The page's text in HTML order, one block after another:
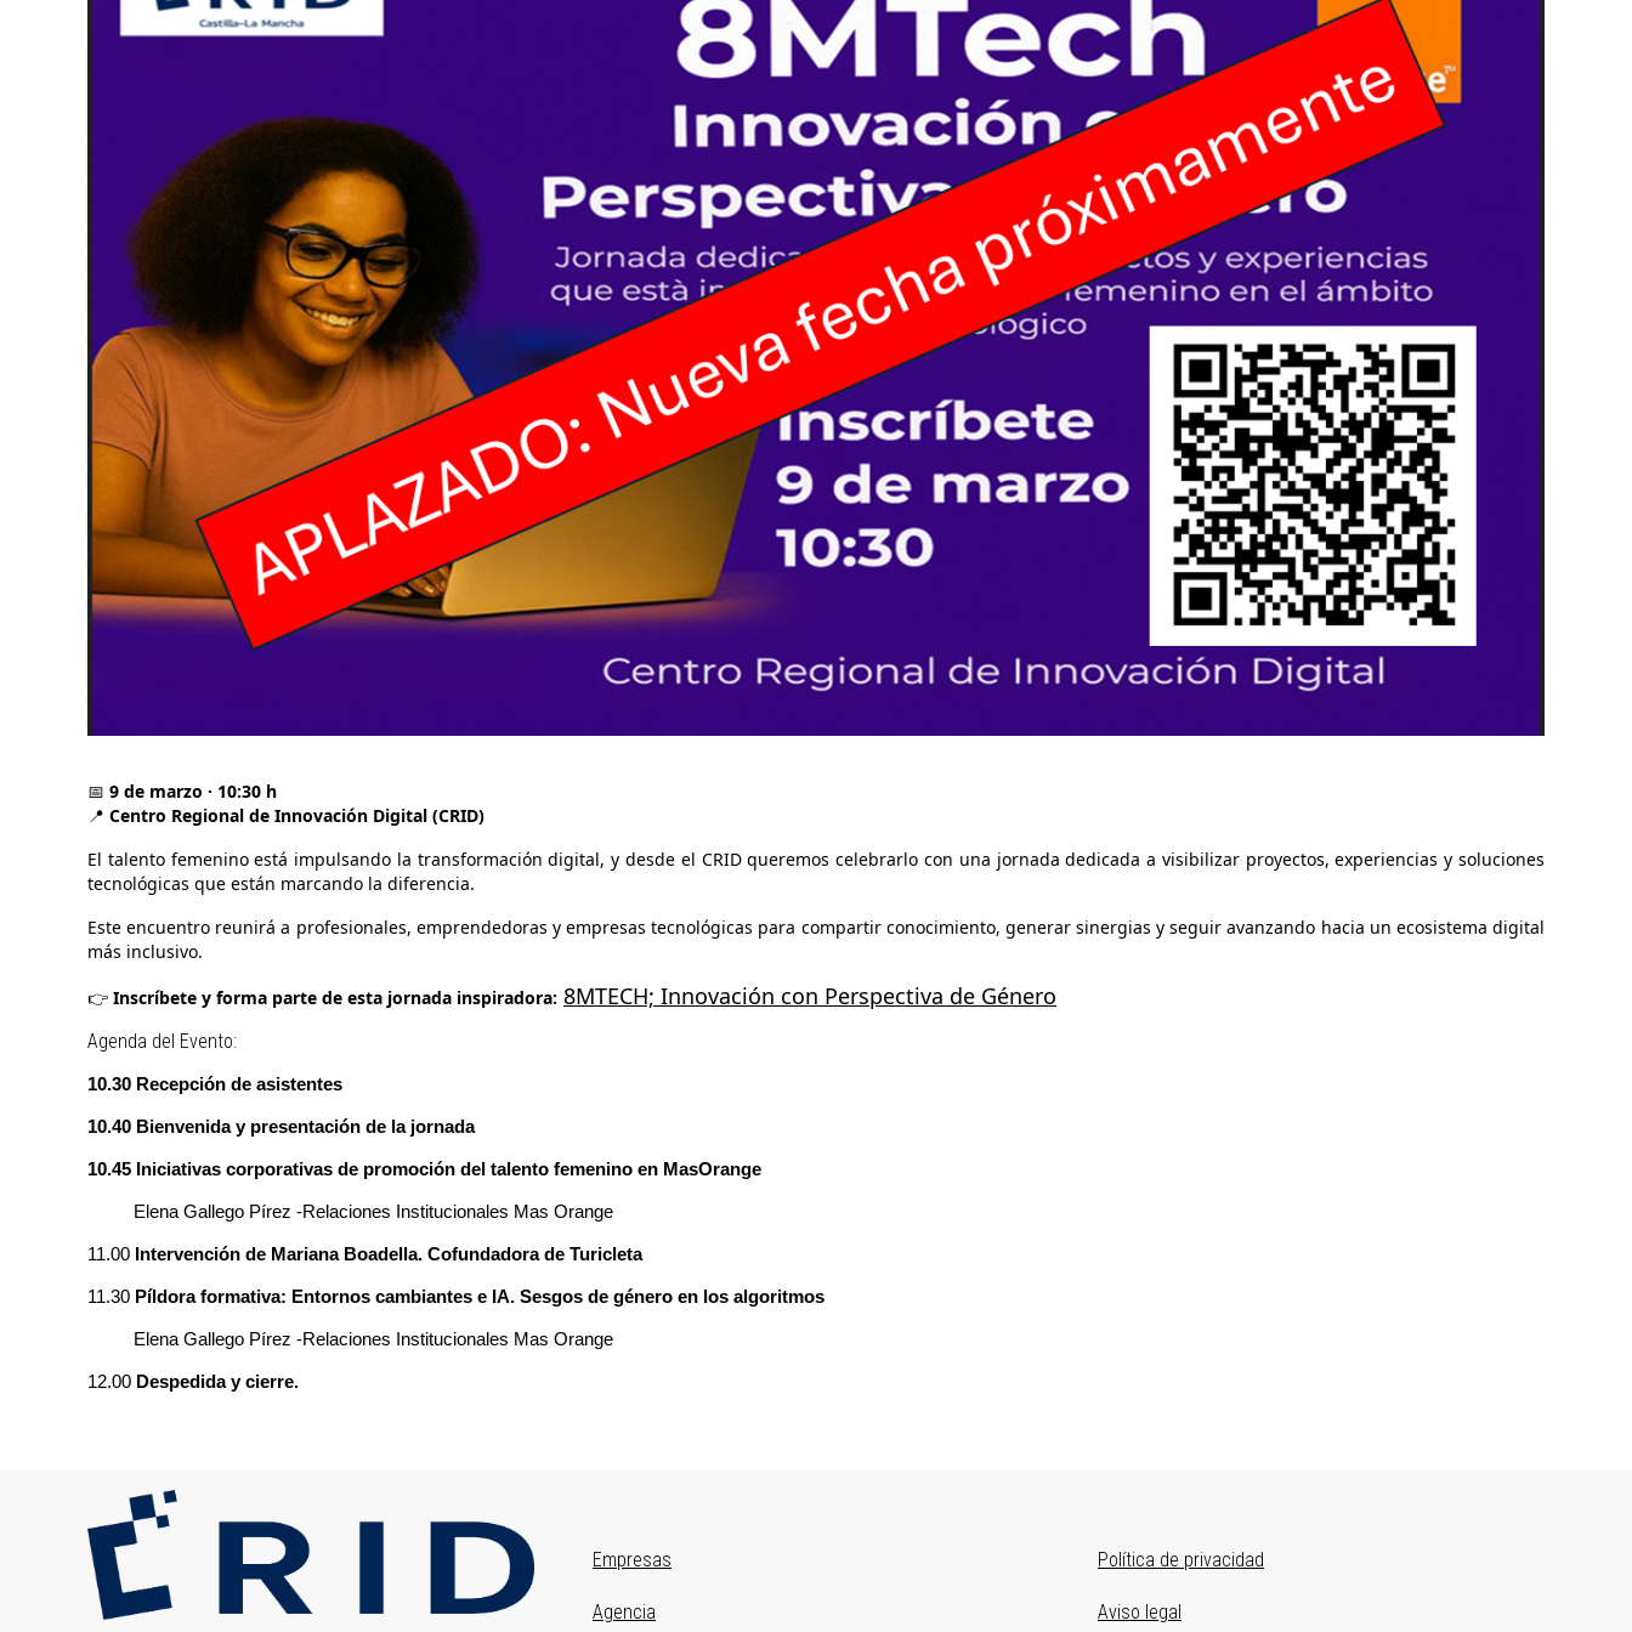
📅 9 de marzo · 10:30 h
📍 Centro Regional de Innovación Digital (CRID)
El talento femenino está impulsando la transformación digital, y desde el CRID queremos celebrarlo con una jornada dedicada a visibilizar proyectos, experiencias y soluciones
tecnológicas que están marcando la diferencia.
Este encuentro reunirá a profesionales, emprendedoras y empresas tecnológicas para compartir conocimiento, generar sinergias y seguir avanzando hacia un ecosistema digital
más inclusivo.
👉 Inscríbete y forma parte de esta jornada inspiradora: 8MTECH; Innovación con Perspectiva de Género
Agenda del Evento:
10.30 Recepción de asistentes
10.40 Bienvenida y presentación de la jornada
10.45 Iniciativas corporativas de promoción del talento femenino en MasOrange
Elena Gallego Pírez -Relaciones Institucionales Mas Orange
11.00 Intervención de Mariana Boadella. Cofundadora de Turicleta
11.30 Píldora formativa: Entornos cambiantes e IA. Sesgos de género en los algoritmos
Elena Gallego Pírez -Relaciones Institucionales Mas Orange
12.00 Despedida y cierre.
Image
Primer
menú
Empresas
Agencia
Segundo
menú
Política de privacidad
Aviso legal